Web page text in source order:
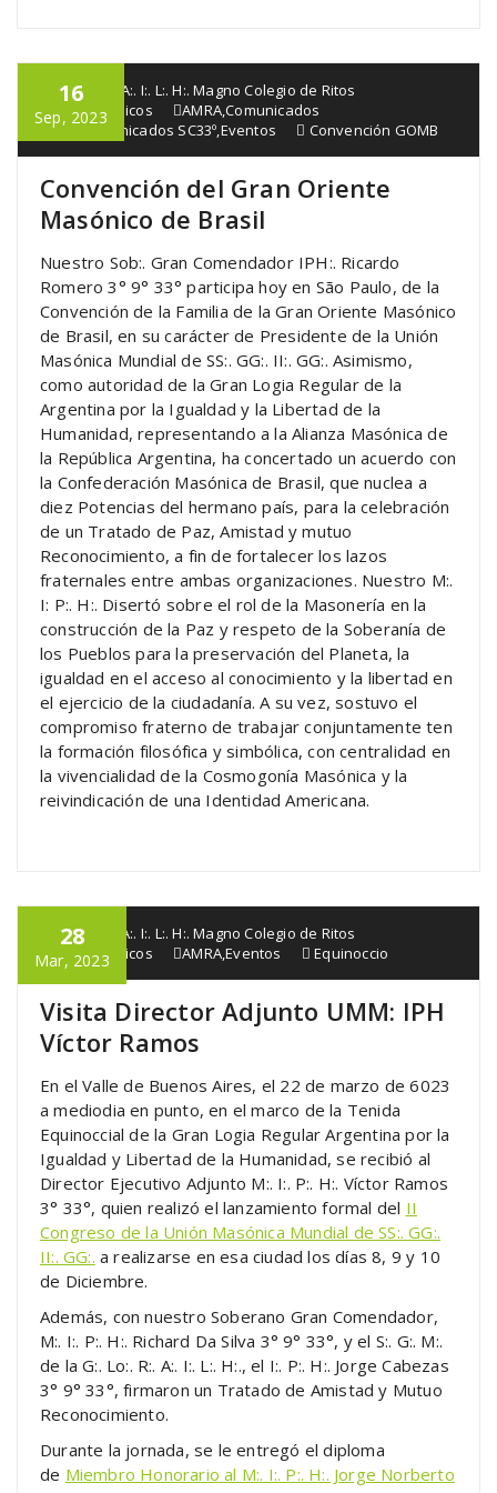
16
Sep, 2023
G:. Lo:. R:. A:. I:. L:. H:. Magno Colegio de Ritos
Francmasónicos
AMRA,Comunicados
GLRA,Comunicados SC33º Eventos Convención GOMB
Convención del Gran Oriente
Masónico de Brasil
Nuestro Sob:. Gran Comendador IPH:. Ricardo
Romero 3° 9° 33° participa hoy en São Paulo, de la
Convención de la Familia de la Gran Oriente Masónico
de Brasil, en su carácter de Presidente de la Unión
Masónica Mundial de SS:. GG:. II:. GG:. Asimismo,
como autoridad de la Gran Logia Regular de la
Argentina por la Igualdad y la Libertad de la
Humanidad, representando a la Alianza Masónica de
la República Argentina, ha concertado un acuerdo con
la Confederación Masónica de Brasil, que nuclea a
diez Potencias del hermano país, para la celebración
de un Tratado de Paz, Amistad y mutuo
Reconocimiento, a fin de fortalecer los lazos
fraternales entre ambas organizaciones. Nuestro M:.
I: P:. H:. Disertó sobre el rol de la Masonería en la
construcción de la Paz y respeto de la Soberanía de
los Pueblos para la preservación del Planeta, la
igualdad en el acceso al conocimiento y la libertad en
el ejercicio de la ciudadanía. A su vez, sostuvo el
compromiso fraterno de trabajar conjuntamente ten
la formación filosófica y simbólica, con centralidad en
la vivencialidad de la Cosmogonía Masónica y la
reivindicación de una Identidad Americana.
28
Mar, 2023
G:. Lo:. R:. A:. I:. L:. H:. Magno Colegio de Ritos
Francmasónicos
AMRA,Eventos Equinoccio
Visita Director Adjunto UMM: IPH
Víctor Ramos
En el Valle de Buenos Aires, el 22 de marzo de 6023
a mediodia en punto, en el marco de la Tenida
Equinoccial de la Gran Logia Regular Argentina por la
Igualdad y Libertad de la Humanidad, se recibió al
Director Ejecutivo Adjunto M:. I:. P:. H:. Víctor Ramos
3° 33°, quien realizó el lanzamiento formal del II
Congreso de la Unión Masónica Mundial de SS:. GG:.
II:. GG:. a realizarse en esa ciudad los días 8, 9 y 10
de Diciembre.
Además, con nuestro Soberano Gran Comendador,
M:. I:. P:. H:. Richard Da Silva 3° 9° 33°, y el S:. G:. M:.
de la G:. Lo:. R:. A:. I:. L:. H:., el I:. P:. H:. Jorge Cabezas
3° 9° 33°, firmaron un Tratado de Amistad y Mutuo
Reconocimiento.
Durante la jornada, se le entregó el diploma
de Miembro Honorario al M:. I:. P:. H:. Jorge Norberto